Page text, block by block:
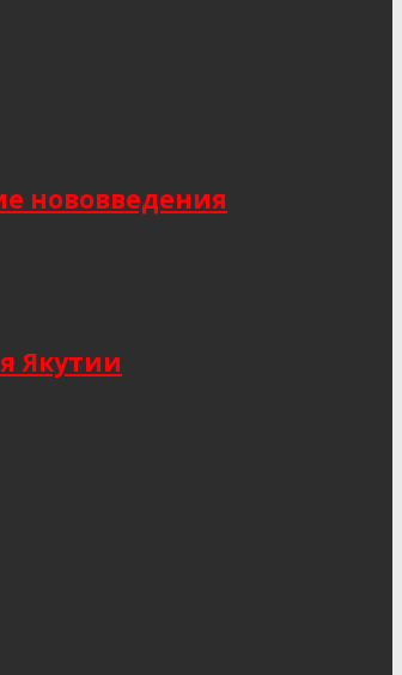
нововведения
Якутии